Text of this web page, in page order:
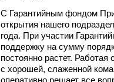
С Гарантийным фондом
открытия нашего
года. При участии
поддержку на сумму
постоянно растет.
с хорошей, слаженной
оперативно решает все